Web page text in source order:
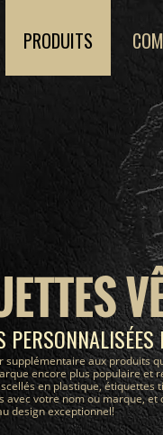
supplémentaire aux produits
encore plus populaire et
en plastique, étiquettes
avec votre nom ou marque, et
design exceptionnel!
PRODUITS